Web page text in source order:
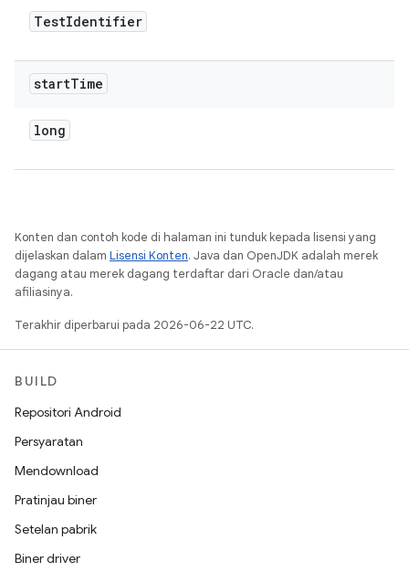
TestIdentifier
startTime
long
Konten dan contoh kode di halaman ini tunduk kepada lisensi yang
dijelaskan dalam Lisensi Konten. Java dan OpenJDK adalah merek
dagang atau merek dagang terdaftar dari Oracle dan/atau
afiliasinya.
Terakhir diperbarui pada 2026-06-22 UTC.
BUILD
Repositori Android
Persyaratan
Mendownload
Pratinjau biner
Setelan pabrik
Biner driver